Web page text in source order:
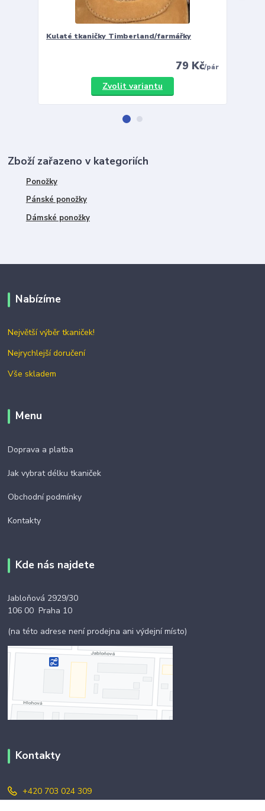
Kulaté tkaničky Timberland/farmářky
79 Kč/pár
Zvolit variantu
Zboží zařazeno v kategoriích
Ponožky
Pánské ponožky
Dámské ponožky
Nabízíme
Největší výběr tkaniček!
Nejrychlejší doručení
Vše skladem
Menu
Doprava a platba
Jak vybrat délku tkaniček
Obchodní podmínky
Kontakty
Kde nás najdete
Jabloňová 2929/30
106 00 Praha 10
(na této adrese není prodejna ani výdejní místo)
Kontakty
+420 703 024 309